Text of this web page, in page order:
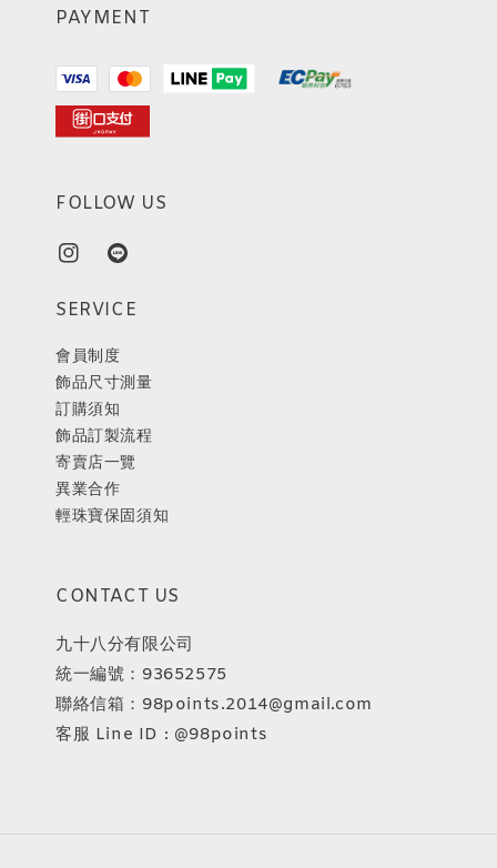
PAYMENT
FOLLOW US
SERVICE
會員制度
飾品尺寸測量
訂購須知
飾品訂製流程
寄賣店一覽
異業合作
輕珠寶保固須知
CONTACT US
九十八分有限公司
統一編號：93652575
聯絡信箱：98points.2014@gmail.com
客服 Line ID : @98points